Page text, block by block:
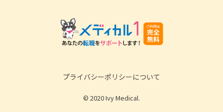
プライバシーポリシーについて
© 2020 Ivy Medical.